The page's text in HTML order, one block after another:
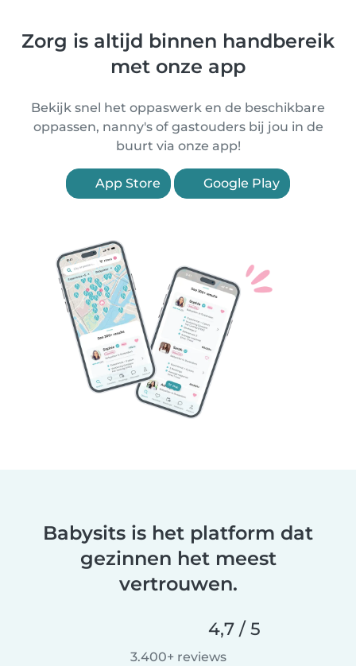
Zorg is altijd binnen handbereik
met onze app
Bekijk snel het oppaswerk en de beschikbare
oppassen, nanny's of gastouders bij jou in de
buurt via onze app!
App Store Google Play
Babysits is het platform dat
gezinnen het meest
vertrouwen.
4,7 / 5
3.400+ reviews